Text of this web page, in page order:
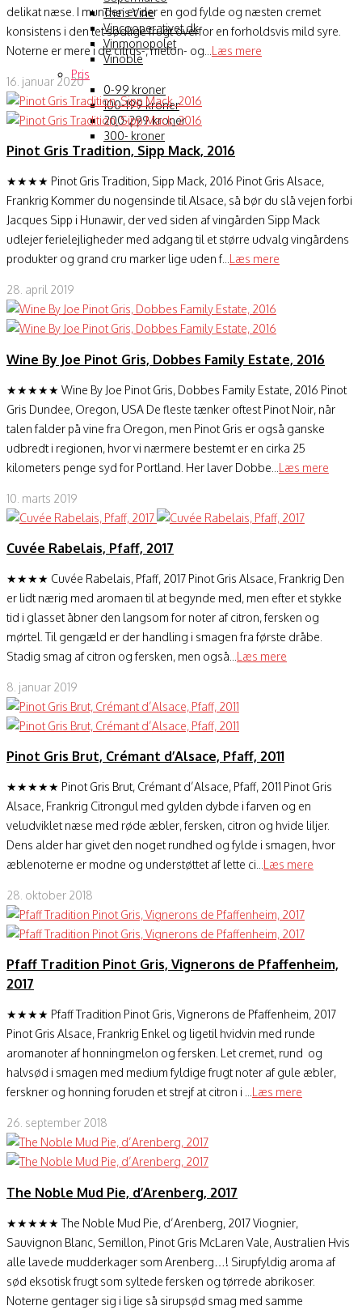
Theis Vine
Vincooperativet.dk
Vinmonopolet
Vinoble
Pris
0-99 kroner
100-199 kroner
200-299 kroner
300- kroner
delikat næse. I munden er der en god fylde og næsten cremet
konsistens i den let sødlige frugt overfor en forholdsvis mild syre.
Noterne er mere i de citrus-, melon- og... Læs mere
16. januar 2020
Pinot Gris Tradition, Sipp Mack, 2016
★★★★ Pinot Gris Tradition, Sipp Mack, 2016 Pinot Gris Alsace,
Frankrig Kommer du nogensinde til Alsace, så bør du slå vejen forbi
Jacques Sipp i Hunawir, der ved siden af vingården Sipp Mack
udlejer ferielejligheder med adgang til et større udvalg vingårdens
produkter og grand cru marker lige uden f... Læs mere
28. april 2019
Wine By Joe Pinot Gris, Dobbes Family Estate, 2016
★★★★★ Wine By Joe Pinot Gris, Dobbes Family Estate, 2016 Pinot
Gris Dundee, Oregon, USA De fleste tænker oftest Pinot Noir, når
talen falder på vine fra Oregon, men Pinot Gris er også ganske
udbredt i regionen, hvor vi nærmere bestemt er en cirka 25
kilometers penge syd for Portland. Her laver Dobbe... Læs mere
10. marts 2019
Cuvée Rabelais, Pfaff, 2017
★★★★ Cuvée Rabelais, Pfaff, 2017 Pinot Gris Alsace, Frankrig Den
er lidt nærig med aromaen til at begynde med, men efter et stykke
tid i glasset åbner den langsom for noter af citron, fersken og
mørtel. Til gengæld er der handling i smagen fra første dråbe.
Stadig smag af citron og fersken, men også... Læs mere
8. januar 2019
Pinot Gris Brut, Crémant d’Alsace, Pfaff, 2011
★★★★★ Pinot Gris Brut, Crémant d’Alsace, Pfaff, 2011 Pinot Gris
Alsace, Frankrig Citrongul med gylden dybde i farven og en
veludviklet næse med røde æbler, fersken, citron og hvide liljer.
Dens alder har givet den noget rundhed og fylde i smagen, hvor
æblenoterne er modne og understøttet af lette ci... Læs mere
28. oktober 2018
Pfaff Tradition Pinot Gris, Vignerons de Pfaffenheim,
2017
★★★★ Pfaff Tradition Pinot Gris, Vignerons de Pfaffenheim, 2017
Pinot Gris Alsace, Frankrig Enkel og ligetil hvidvin med runde
aromanoter af honningmelon og fersken. Let cremet, rund og
halvsød i smagen med medium fyldige frugt noter af gule æbler,
ferskner og honning foruden et strejf at citron i ... Læs mere
26. september 2018
The Noble Mud Pie, d’Arenberg, 2017
★★★★★ The Noble Mud Pie, d’Arenberg, 2017 Viognier,
Sauvignon Blanc, Semillon, Pinot Gris McLaren Vale, Australien Hvis
alle lavede mudderkager som Arenberg…! Sirupfyldig aroma af
sød eksotisk frugt som syltede fersken og tørrede abrikoser.
Noterne gentager sig i lige så sirupsød smag med samme